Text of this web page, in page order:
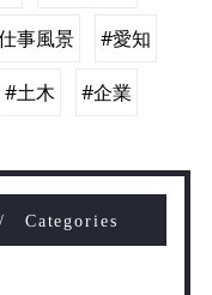
事風景 #愛知
#土木 #企業
Categories